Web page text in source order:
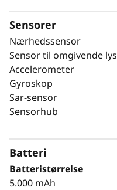
Sensorer
Nærhedssensor
Sensor til omgivende lys
Accelerometer
Gyroskop
Sar-sensor
Sensorhub
Batteri
Batteristørrelse
5.000 mAh